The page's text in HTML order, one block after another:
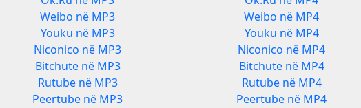
Weibo në MP3
Youku në MP3
Niconico në MP3
Bitchute në MP3
Rutube në MP3
Peertube në MP3
Weibo në MP4
Youku në MP4
Niconico në MP4
Bitchute në MP4
Rutube në MP4
Peertube në MP4